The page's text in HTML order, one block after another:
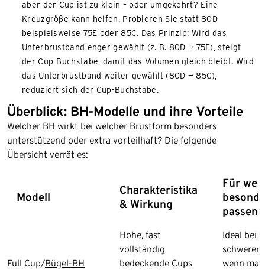
aber der Cup ist zu klein – oder umgekehrt? Eine
Kreuzgröße kann helfen. Probieren Sie statt 80D
beispielsweise 75E oder 85C. Das Prinzip: Wird das
Unterbrustband enger gewählt (z. B. 80D → 75E), steigt
der Cup-Buchstabe, damit das Volumen gleich bleibt. Wird
das Unterbrustband weiter gewählt (80D → 85C),
reduziert sich der Cup-Buchstabe.
Überblick: BH-Modelle und ihre Vorteile
Welcher BH wirkt bei welcher Brustform besonders
unterstützend oder extra vorteilhaft? Die folgende
Übersicht verrät es:
Modell
Charakteristika
& Wirkung
Für
Full Cup/Bügel-BH
Hohe, fast
vollständig
bedeckende Cups
Ideal bei
schwerer
wenn